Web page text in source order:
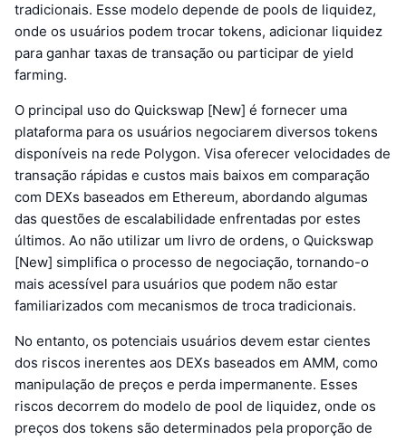
tradicionais. Esse modelo depende de pools de liquidez,
onde os usuários podem trocar tokens, adicionar liquidez
para ganhar taxas de transação ou participar de yield
farming.
O principal uso do Quickswap [New] é fornecer uma
plataforma para os usuários negociarem diversos tokens
disponíveis na rede Polygon. Visa oferecer velocidades de
transação rápidas e custos mais baixos em comparação
com DEXs baseados em Ethereum, abordando algumas
das questões de escalabilidade enfrentadas por estes
últimos. Ao não utilizar um livro de ordens, o Quickswap
[New] simplifica o processo de negociação, tornando-o
mais acessível para usuários que podem não estar
familiarizados com mecanismos de troca tradicionais.
No entanto, os potenciais usuários devem estar cientes
dos riscos inerentes aos DEXs baseados em AMM, como
manipulação de preços e perda impermanente. Esses
riscos decorrem do modelo de pool de liquidez, onde os
preços dos tokens são determinados pela proporção de